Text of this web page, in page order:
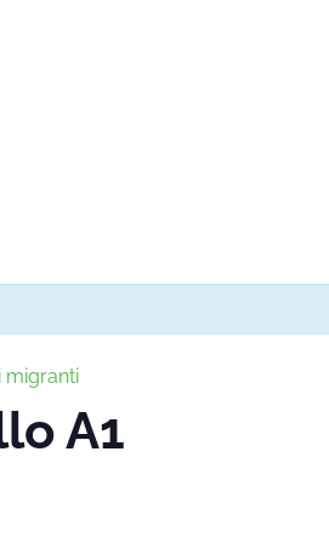
migranti
A1